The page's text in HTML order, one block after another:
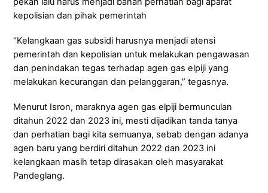
kepolisian dan pihak pemerintah
“Kelangkaan gas subsidi harusnya menjadi atensi
pemerintah dan kepolisian untuk melakukan pengawasan
dan penindakan tegas terhadap agen gas elpiji yang
melakukan kecurangan dan pelanggaran,” tegasnya.
Menurut Isron, maraknya agen gas elpiji bermunculan
ditahun 2022 dan 2023 ini, mesti dijadikan tanda tanya
dan perhatian bagi kita semuanya, sebab dengan adanya
agen baru yang berdiri ditahun 2022 dan 2023 ini
kelangkaan masih tetap dirasakan oleh masyarakat
Pandeglang.